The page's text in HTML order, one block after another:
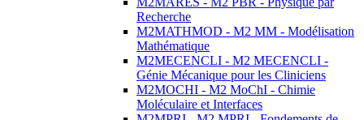
Recherche
M2MATHMOD - M2 MM - Modélisation
Mathématique
M2MECENCLI - M2 MECENCLI -
Génie Mécanique pour les Cliniciens
M2MOCHI - M2 MoChI - Chimie
Moléculaire et Interfaces